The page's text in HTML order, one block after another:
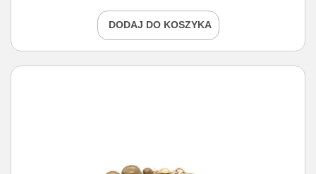
DODAJ DO KOSZYKA